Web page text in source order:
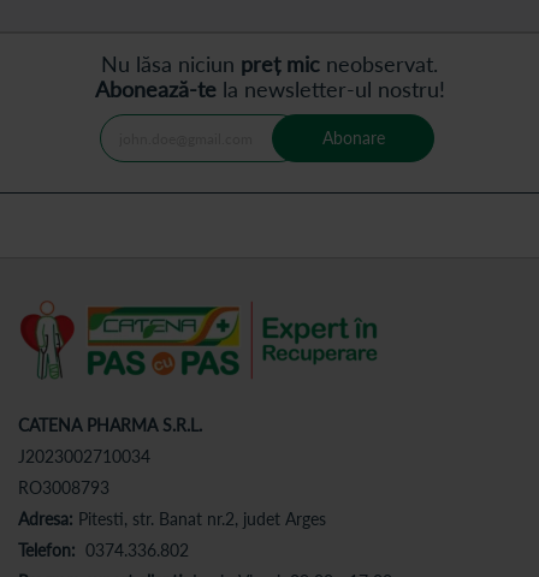
Nu lăsa niciun preț mic neobservat.
Abonează-tela newsletter-ul nostru!
Abonare
CATENA PHARMA S.R.L.
J2023002710034
RO3008793
Adresa: Pitesti, str. Banat nr.2, judet Arges
Telefon: 0374.336.802